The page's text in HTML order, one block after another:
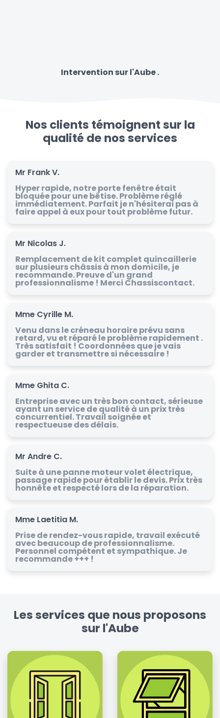
Intervention sur l'Aube .
Nos clients témoignent sur la
qualité de nos services
Mr Frank V.
Hyper rapide, notre porte fenêtre était
bloquée pour une bêtise. Problème réglé
immédiatement. Parfait je n'hésiterai pas à
faire appel à eux pour tout problème futur.
Mr Nicolas J.
Remplacement de kit complet quincaillerie
sur plusieurs châssis à mon domicile, je
recommande. Preuve d'un grand
professionnalisme ! Merci Chassiscontact.
Mme Cyrille M.
Venu dans le créneau horaire prévu sans
retard, vu et réparé le problème rapidement .
Très satisfait ! Coordonnées que je vais
garder et transmettre si nécessaire !
Mme Ghita C.
Entreprise avec un très bon contact, sérieuse
ayant un service de qualité à un prix très
concurrentiel. Travail soignée et
respectueuse des délais.
Mr Andre C.
Suite à une panne moteur volet électrique,
passage rapide pour établir le devis. Prix très
honnête et respecté lors de la réparation.
Mme Laetitia M.
Prise de rendez-vous rapide, travail exécuté
avec beaucoup de professionnalisme.
Personnel compétent et sympathique. Je
recommande +++ !
Les services que nous proposons
sur l'Aube